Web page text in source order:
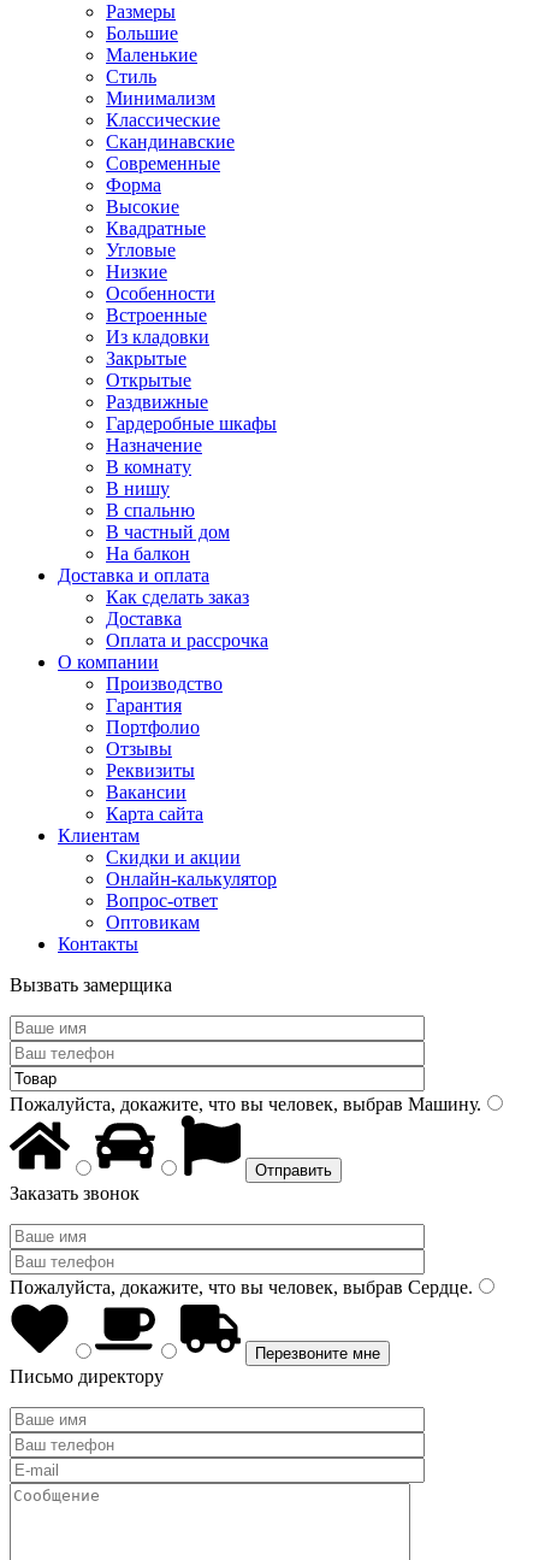
Размеры
Большие
Маленькие
Стиль
Минимализм
Классические
Скандинавские
Современные
Форма
Высокие
Квадратные
Угловые
Низкие
Особенности
Встроенные
Из кладовки
Закрытые
Открытые
Раздвижные
Гардеробные шкафы
Назначение
В комнату
В нишу
В спальню
В частный дом
На балкон
Доставка и оплата
Как сделать заказ
Доставка
Оплата и рассрочка
О компании
Производство
Гарантия
Портфолио
Отзывы
Реквизиты
Вакансии
Карта сайта
Клиентам
Скидки и акции
Онлайн-калькулятор
Вопрос-ответ
Оптовикам
Контакты
Вызвать замерщика
Пожалуйста, докажите, что вы человек, выбрав Машину.
Заказать звонок
Пожалуйста, докажите, что вы человек, выбрав Сердце.
Письмо директору